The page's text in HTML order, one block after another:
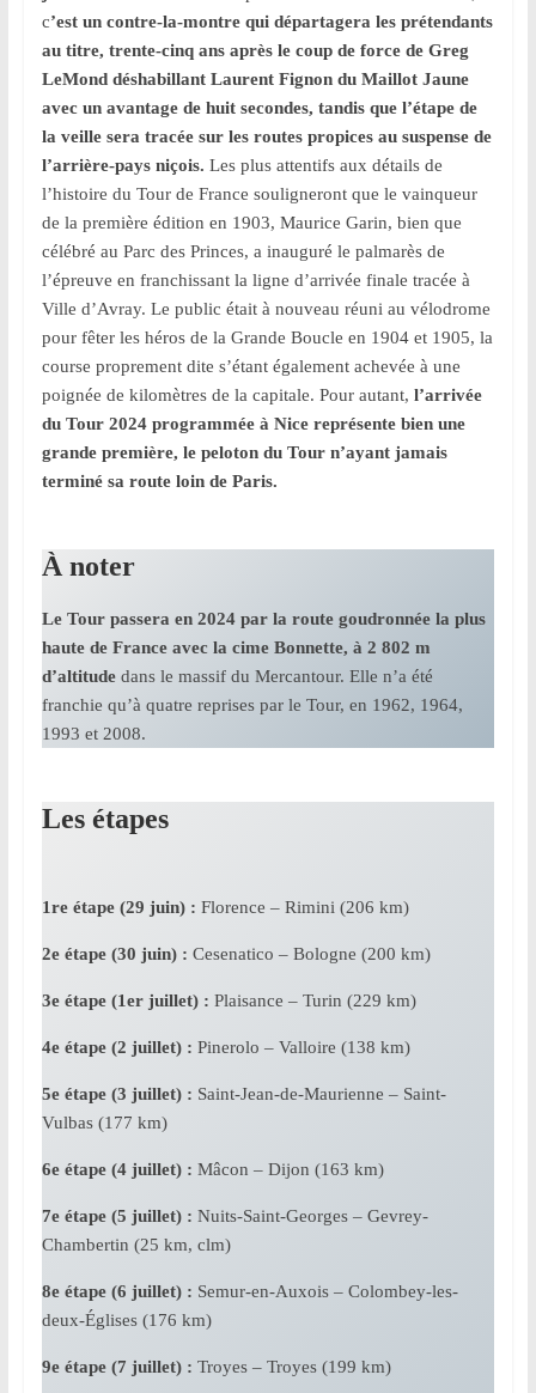
c’est un contre-la-montre qui départagera les prétendants
au titre, trente-cinq ans après le coup de force de Greg
LeMond déshabillant Laurent Fignon du Maillot Jaune
avec un avantage de huit secondes, tandis que l’étape de
la veille sera tracée sur les routes propices au suspense de
l’arrière-pays niçois. Les plus attentifs aux détails de
l’histoire du Tour de France souligneront que le vainqueur
de la première édition en 1903, Maurice Garin, bien que
célébré au Parc des Princes, a inauguré le palmarès de
l’épreuve en franchissant la ligne d’arrivée finale tracée à
Ville d’Avray. Le public était à nouveau réuni au vélodrome
pour fêter les héros de la Grande Boucle en 1904 et 1905, la
course proprement dite s’étant également achevée à une
poignée de kilomètres de la capitale. Pour autant, l’arrivée
du Tour 2024 programmée à Nice représente bien une
grande première, le peloton du Tour n’ayant jamais
terminé sa route loin de Paris.
À noter
Le Tour passera en 2024 par la route goudronnée la plus
haute de France avec la cime Bonnette, à 2 802 m
d’altitudedans le massif du Mercantour. Elle n’a été
franchie qu’à quatre reprises par le Tour, en 1962, 1964,
1993 et 2008.
Les étapes
1re étape (29 juin) : Florence – Rimini (206 km)
2e étape (30 juin) : Cesenatico – Bologne (200 km)
3e étape (1er juillet) : Plaisance – Turin (229 km)
4e étape (2 juillet) : Pinerolo – Valloire (138 km)
5e étape (3 juillet) : Saint-Jean-de-Maurienne – Saint-
Vulbas (177 km)
6e étape (4 juillet) : Mâcon – Dijon (163 km)
7e étape (5 juillet) : Nuits-Saint-Georges – Gevrey-
Chambertin (25 km, clm)
8e étape (6 juillet) : Semur-en-Auxois – Colombey-les-
deux-Églises (176 km)
9e étape (7 juillet) : Troyes – Troyes (199 km)